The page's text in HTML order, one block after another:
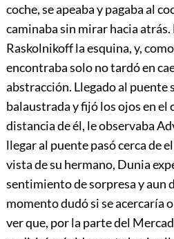
coche, se apeaba y pagaba al
caminaba sin mirar hacia
Raskolnikoff la esquina, y,
encontraba solo no tardó en
abstracción. Llegado al puente
balaustrada y fijó los ojos en el
distancia de él, le observaba
llegar al puente pasó cerca de
vista de su hermano, Dunia
sentimiento de sorpresa y aun
momento dudó si se acercaría
ver que, por la parte del